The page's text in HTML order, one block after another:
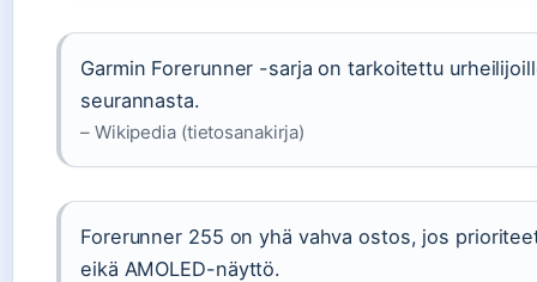
Garmin Forerunner -sarja on tarkoitettu
seurannasta.
– Wikipedia (tietosanakirja)
Forerunner 255 on yhä vahva ostos, jos
eikä AMOLED-näyttö.